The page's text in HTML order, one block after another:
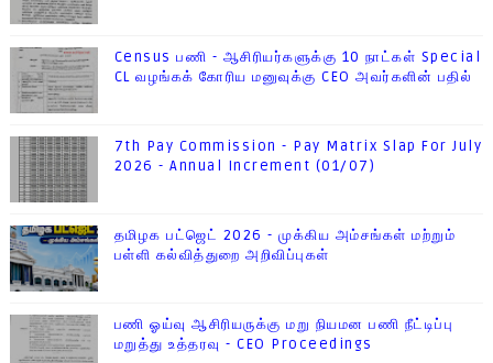
Census பணி - ஆசிரியர்களுக்கு 10 நாட்கள் Special
CL வழங்கக் கோரிய மனுவுக்கு CEO அவர்களின் பதில்
7th Pay Commission - Pay Matrix Slap For July
2026 - Annual Increment (01/07)
தமிழக பட்ஜெட் 2026 - முக்கிய அம்சங்கள் மற்றும்
பள்ளி கல்வித்துறை அறிவிப்புகள்
பணி ஓய்வு ஆசிரியருக்கு மறு நியமன பணி நீட்டிப்பு
மறுத்து உத்தரவு - CEO Proceedings